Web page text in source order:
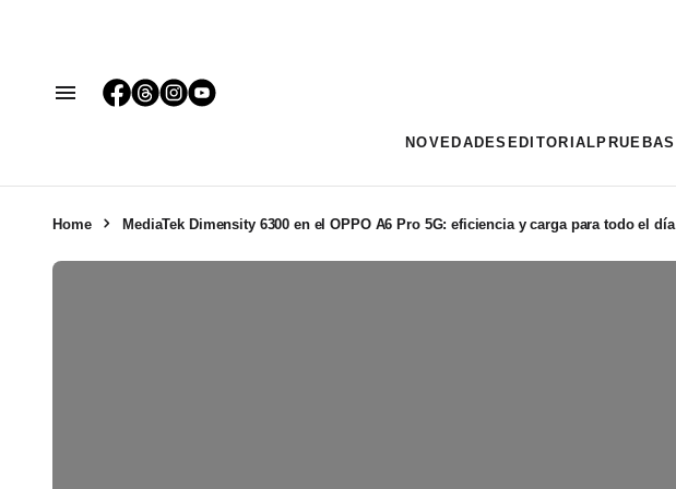
NOVEDADES EDITORIAL PRUEBAS
Home MediaTek Dimensity 6300 en el OPPO A6 Pro 5G: eficiencia y carga para todo el día